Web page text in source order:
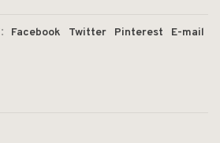
Facebook Twitter Pinterest E-mail